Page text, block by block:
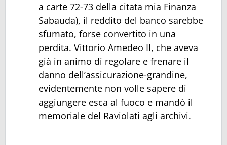
a carte 72-73 della citata mia Finanza
Sabauda), il reddito del banco sarebbe
sfumato, forse convertito in una
perdita. Vittorio Amedeo II, che aveva
già in animo di regolare e frenare il
danno dell’assicurazione-grandine,
evidentemente non volle sapere di
aggiungere esca al fuoco e mandò il
memoriale del Raviolati agli archivi.